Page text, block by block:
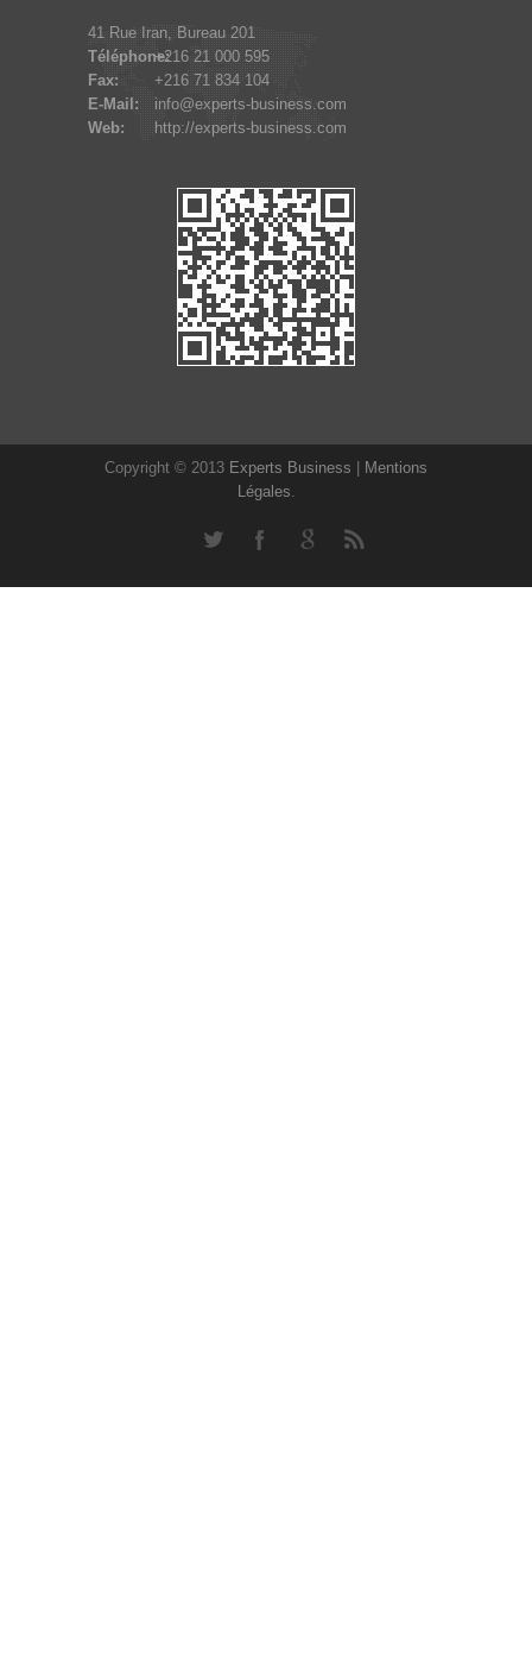
41 Rue Iran, Bureau 201
Téléphone:+216 21 000 595
Fax:
+216 71 834 104
E-Mail:
info@experts-business.com
Web:
http://experts-business.com
Copyright © 2013 Experts Business
Mentions
Légales.